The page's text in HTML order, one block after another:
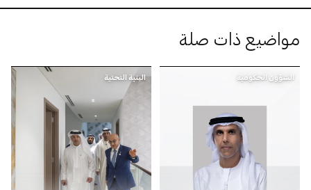
مواضيع ذات صلة
الشؤون الحكومية البنية التحتية